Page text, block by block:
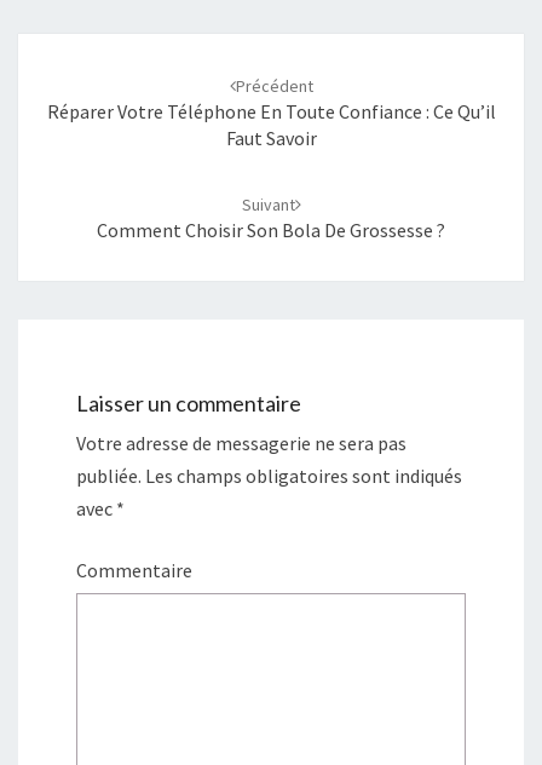
d'article
Précédent
Réparer Votre Téléphone En Toute Confiance : Ce Qu’il
Faut Savoir
Suivant
Comment Choisir Son Bola De Grossesse ?
Laisser un commentaire
Votre adresse de messagerie ne sera pas
publiée. Les champs obligatoires sont indiqués
avec *
Commentaire